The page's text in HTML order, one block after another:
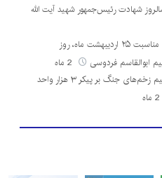
شهادت رئیس‌جمهور شهید آیت الله
پیام آیت الله سیّدمجتبی خامنه‌ای به مناسبت ۲۵ اردیبهشت ماه، روز
ابوالقاسم فردوسی
از سنگر دفاع تا میدان سازندگی؛ ترمیم زخم‌های جنگ بر پیکر ۳ هزار واحد